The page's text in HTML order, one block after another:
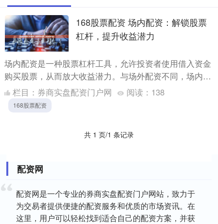
168股票配资 场内配资：解锁股票
杠杆，提升收益潜力
场内配资是一种股票杠杆工具，允许投资者使用借入资金
购买股票，从而放大收益潜力。与场外配资不同，场内配
资是在证券交易所进行的，受监管更严格，安全性更高。
2. 严....
栏目： 券商实盘配资门户网 阅读： 138
168股票配资
共 1 页/1 条记录
配资网
配资网是一个专业的券商实盘配资门户网站，致力于
为交易者提供便捷的配资服务和优质的市场资讯。在
这里，用户可以轻松找到适合自己的配资方案，并获